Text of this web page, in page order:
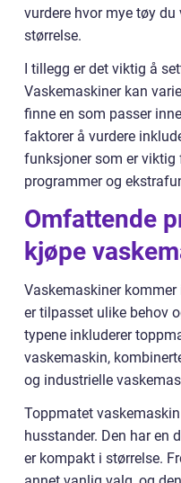
vurdere hvor mye tøy
størrelse.
I tillegg er det viktig å
Vaskemaskiner kan
finne en som passer
faktorer å vurdere
funksjoner som er viktig
programmer og
Omfattende
kjøpe
Vaskemaskiner
er tilpasset ulike behov
typene inkluderer
vaskemaskin,
og industrielle
Toppmatet
husstander. Den har en
er kompakt i størrelse.